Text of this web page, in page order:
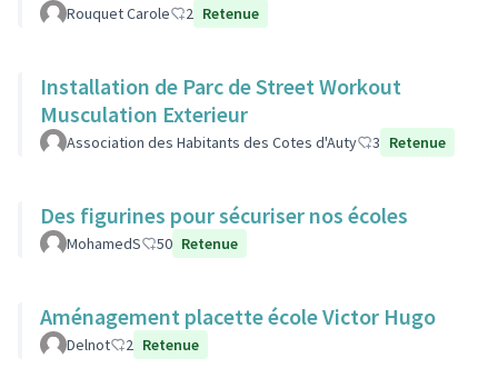
Rouquet Carole 2 Retenue
Installation de Parc de Street Workout
Musculation Exterieur
Association des Habitants des Cotes d'Auty 3 Retenue
Des figurines pour sécuriser nos écoles
MohamedS 50 Retenue
Aménagement placette école Victor Hugo
Delnot 2 Retenue